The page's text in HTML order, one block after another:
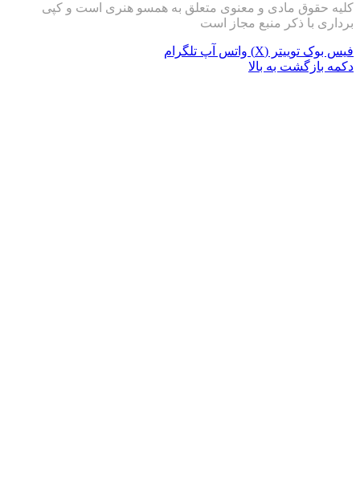
کلیه حقوق مادی و معنوی متعلق به همسو هنری است و کپی
برداری با ذکر منبع مجاز است
فیس بوک توییتر (X) واتس آپ تلگرام
دکمه بازگشت به بالا